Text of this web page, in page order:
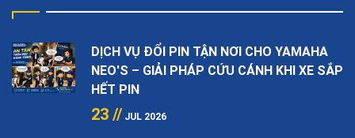
DỊCH VỤ ĐỔI PIN TẬN NƠI CHO YAMAHA
NEO'S – GIẢI PHÁP CỨU CÁNH KHI XE SẮP
HẾT PIN
23 // JUL 2026